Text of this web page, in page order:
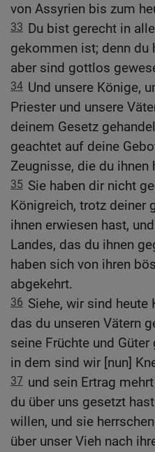
von Assyrien bis zum
33 Du bist gerecht in
gekommen ist; denn du
aber sind gottlos
34 Und unsere Könige,
Priester und unsere
deinem Gesetz
geachtet auf deine
Zeugnisse, die du ihnen
35 Sie haben dir nicht
Königreich, trotz deiner
ihnen erwiesen hast,
Landes, das du ihnen
haben sich von ihren
abgekehrt.
36 Siehe, wir sind heute
das du unseren Vätern
seine Früchte und
in dem sind wir [nun]
37 und sein Ertrag
du über uns gesetzt
willen, und sie
über unser Vieh nach